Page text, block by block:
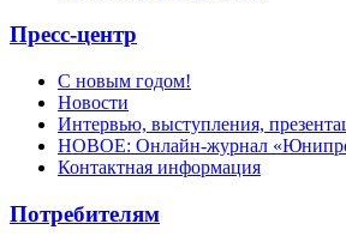
Пресс-центр
С новым годом!
Новости
Интервью, выступления,
НОВОЕ: Онлайн-журнал «Юнипро
Контактная информация
Потребителям